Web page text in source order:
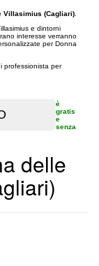
Villasimius (Cagliari)
e dintorni
interesse verranno
per Donna
professionista per
è
gratis
e
senza
delle